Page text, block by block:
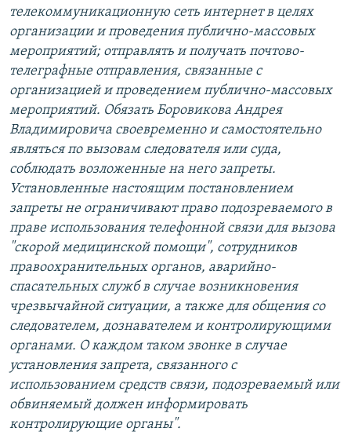
телекоммуникационную сеть интернет в целях
организации и проведения публично-массовых
мероприятий; отправлять и получать почтово-
телеграфные отправления, связанные с
организацией и проведением публично-массовых
мероприятий. Обязать Боровикова Андрея
Владимировича своевременно и самостоятельно
являться по вызовам следователя или суда,
соблюдать возложенные на него запреты.
Установленные настоящим постановлением
запреты не ограничивают право подозреваемого в
праве использования телефонной связи для вызова
"скорой медицинской помощи", сотрудников
правоохранительных органов, аварийно-
спасательных служб в случае возникновения
чрезвычайной ситуации, а также для общения со
следователем, дознавателем и контролирующими
органами. О каждом таком звонке в случае
установления запрета, связанного с
использованием средств связи, подозреваемый или
обвиняемый должен информировать
контролирующие органы".